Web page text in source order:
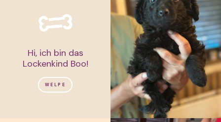
Hi, ich bin das
Lockenkind Boo!
WELPE